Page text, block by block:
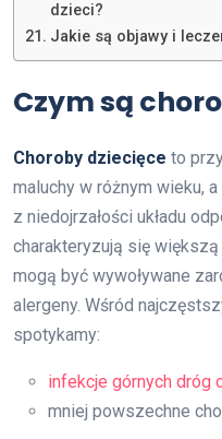
dzieci?
Jakie są objawy i
Czym są
Choroby dziecięce to
maluchy w różnym wieku,
z niedojrzałości układu
charakteryzują się
mogą być wywoływane
alergeny. Wśród
spotykamy:
infekcje górnych dróg
mniej powszechne